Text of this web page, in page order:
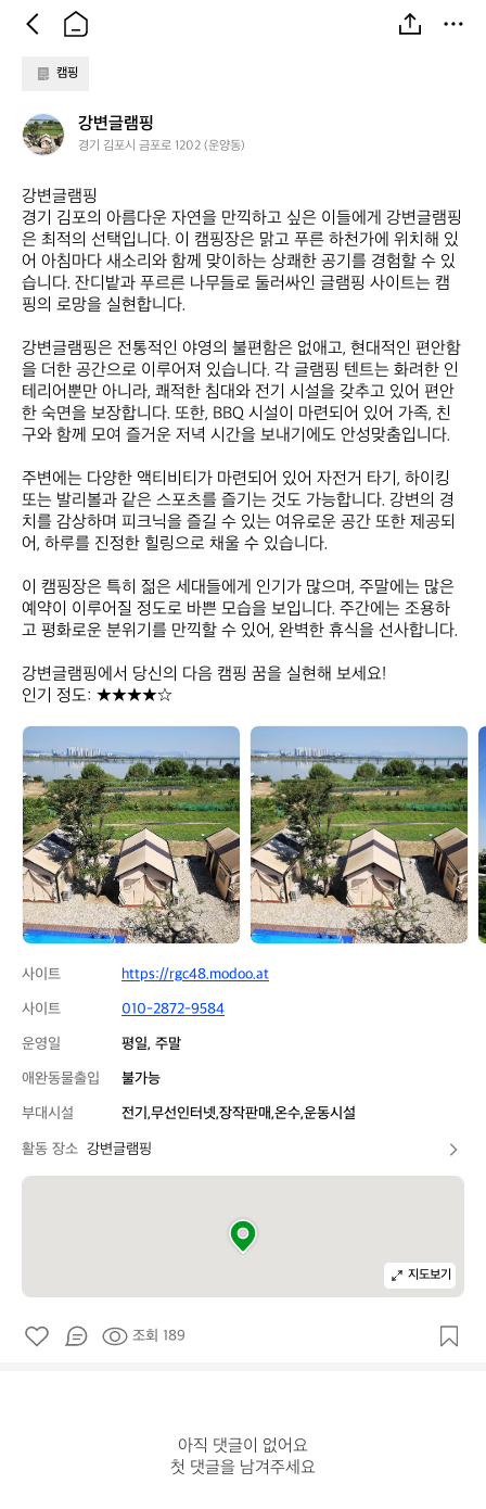
캠핑
강
변
램
핑
강변글램핑
경기 김포시 금포로 1202 (운양동)
강변글램핑
경기 김포의 아름다운 자연을 만끽하고 싶은 이들에게 강변글램핑
은 최적의 선택입니다. 이 캠핑장은 맑고 푸른 하천가에 위치해 있
어 아침마다 새소리와 함께 맞이하는 상쾌한 공기를 경험할 수 있
습니다. 잔디밭과 푸르른 나무들로 둘러싸인 글램핑 사이트는 캠
핑의 로망을 실현합니다.
강변글램핑은 전통적인 야영의 불편함은 없애고, 현대적인 편안함
을 더한 공간으로 이루어져 있습니다. 각 글램핑 텐트는 화려한 인
테리어뿐만 아니라, 쾌적한 침대와 전기 시설을 갖추고 있어 편안
한 숙면을 보장합니다. 또한, BBQ 시설이 마련되어 있어 가족, 친
구와 함께 모여 즐거운 저녁 시간을 보내기에도 안성맞춤입니다.
주변에는 다양한 액티비티가 마련되어 있어 자전거 타기, 하이킹
또는 발리볼과 같은 스포츠를 즐기는 것도 가능합니다. 강변의 경
치를 감상하며 피크닉을 즐길 수 있는 여유로운 공간 또한 제공되
어, 하루를 진정한 힐링으로 채울 수 있습니다.
이 캠핑장은 특히 젊은 세대들에게 인기가 많으며, 주말에는 많은
예약이 이루어질 정도로 바쁜 모습을 보입니다. 주간에는 조용하
고 평화로운 분위기를 만끽할 수 있어, 완벽한 휴식을 선사합니다.
강변글램핑에서 당신의 다음 캠핑 꿈을 실현해 보세요!
인기 정도: ★★★★☆
강
변
글
램
핑
강
변
글
램
핑
사이트
https://rgc48.modoo.at
사이트
010-2872-9584
운영일
평일, 주말
애완동물출입
불가능
부대시설
전기,무선인터넷,장작판매,온수,운동시설
활동 장소 강변글램핑
지도보기
조회 189
아직 댓글이 없어요
첫 댓글을 남겨주세요